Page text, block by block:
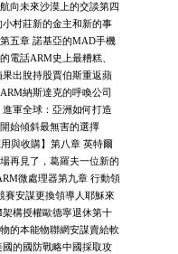
向未來沙漠上的交談第四
村莊新的金主和新的事
五章 諾基亞的MAD手機
電話ARM史上最糟糕、
出脫持股賈伯斯重返蘋
納斯達克的呼喚公司
軍全球：亞洲如何打造
始傾斜最無害的選擇
與收購】第八章 英特爾
再見了，葛羅夫一位新的
微處理器第九章 行動領
賽安謀更換領導人耶穌來
構授權歐德寧退休第十
的本能物聯網安謀賣給軟
的國防戰略中國採取攻